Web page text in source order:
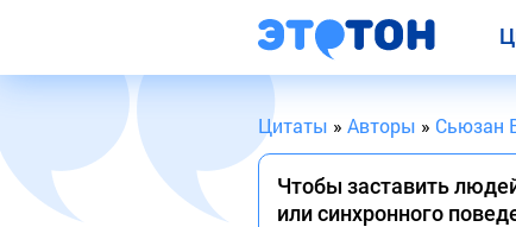
Цитаты » Авторы » Сьюзан
Чтобы заставить
или синхронного